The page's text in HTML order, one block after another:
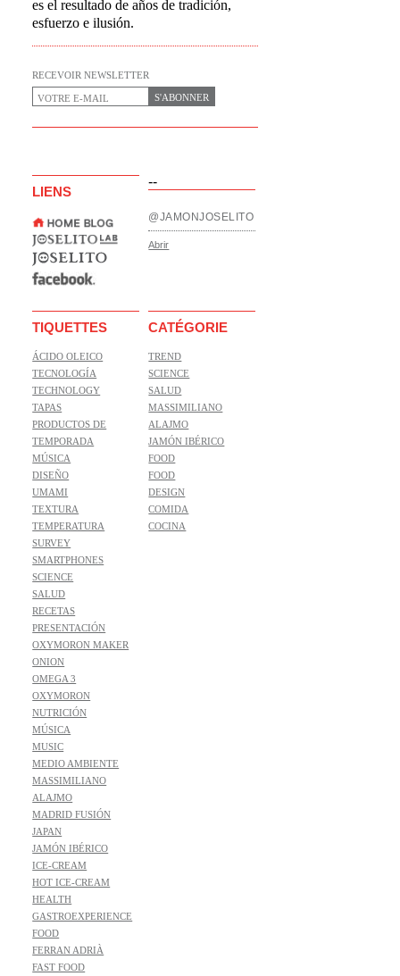
es el resultado de años de tradición,
esfuerzo e ilusión.
RECEVOIR NEWSLETTER
S'ABONNER
--
LIENS
@JAMONJOSELITO
Abrir
TIQUETTES
ÁCIDO OLEICO
TECNOLOGÍA
TECHNOLOGY
TAPAS
PRODUCTOS DE
TEMPORADA
MÚSICA
DISEÑO
UMAMI
TEXTURA
TEMPERATURA
SURVEY
SMARTPHONES
SCIENCE
SALUD
RECETAS
PRESENTACIÓN
OXYMORON MAKER
ONION
OMEGA 3
OXYMORON
NUTRICIÓN
MÚSICA
MUSIC
MEDIO AMBIENTE
MASSIMILIANO
ALAJMO
MADRID FUSIÓN
JAPAN
JAMÓN IBÉRICO
ICE-CREAM
HOT ICE-CREAM
HEALTH
GASTROEXPERIENCE
FOOD
FERRAN ADRIÀ
FAST FOOD
CATÉGORIE
TREND
SCIENCE
SALUD
MASSIMILIANO
ALAJMO
JAMÓN IBÉRICO
FOOD
FOOD
DESIGN
COMIDA
COCINA